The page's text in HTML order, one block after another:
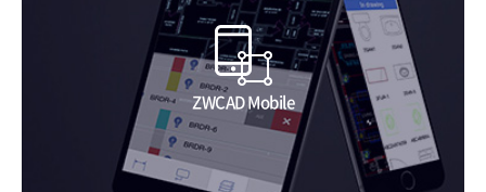
ZWCAD Mobile